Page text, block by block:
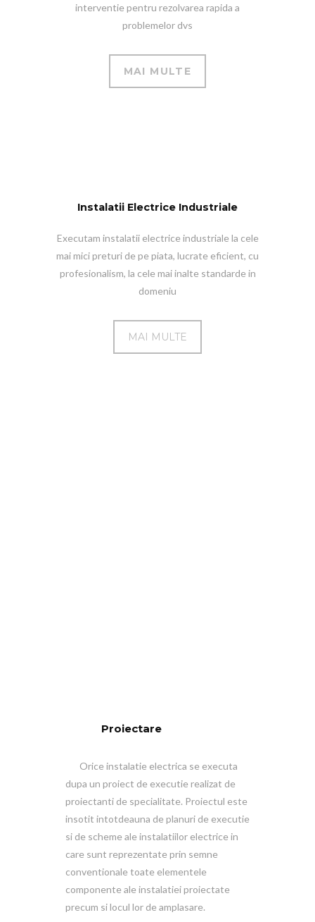
interventie pentru rezolvarea rapida a
problemelor dvs
MAI MULTE
Instalatii Electrice Industriale
Executam instalatii electrice industriale la cele
mai mici preturi de pe piata, lucrate eficient, cu
profesionalism, la cele mai inalte standarde in
domeniu
MAI MULTE
Proiectare
Orice instalatie electrica se executa
dupa un proiect de executie realizat de
proiectanti de specialitate. Proiectul este
insotit intotdeauna de planuri de executie
si de scheme ale instalatiilor electrice in
care sunt reprezentate prin semne
conventionale toate elementele
componente ale instalatiei proiectate
precum si locul lor de amplasare.